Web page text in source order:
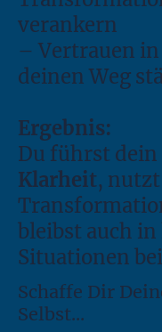
verankern
– Vertrauen
deinen Weg
Ergebnis:
Du führst dein
Klarheit,
bleibst auch
Situationen
Schaffe Dir
Selbst...